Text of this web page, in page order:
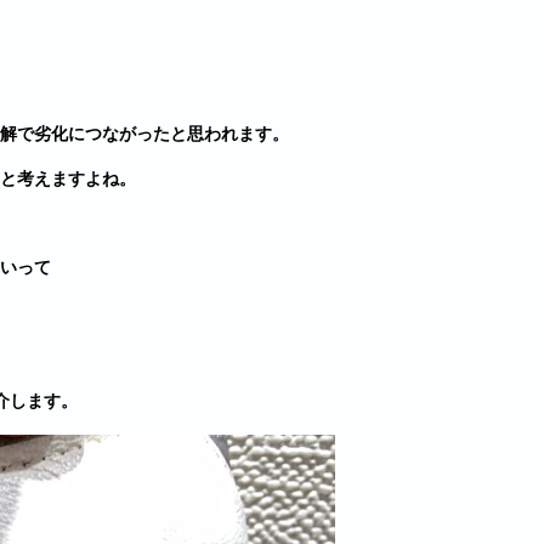
で劣化につながったと思われます。
考えますよね。
って
ます。